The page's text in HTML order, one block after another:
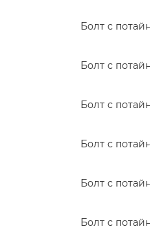
Болт с
Болт с
Болт с
Болт с
Болт с
Болт с